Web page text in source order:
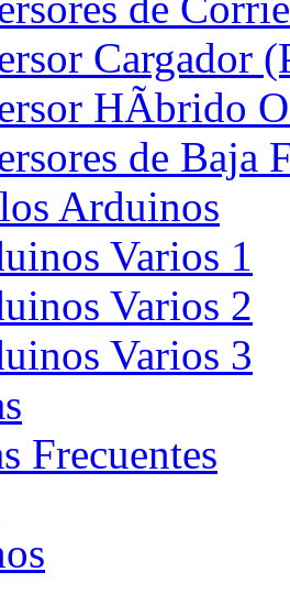
Cargador
HÃ­brido
de Baja
Arduinos
Varios 1
Varios 2
Varios 3
Frecuentes